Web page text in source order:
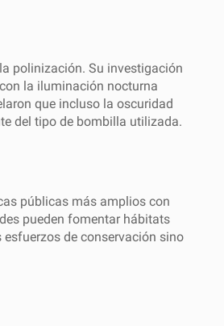
polinización. Su investigación
la iluminación nocturna
que incluso la oscuridad
del tipo de bombilla utilizada.
públicas más amplios con
pueden fomentar hábitats
de conservación sino